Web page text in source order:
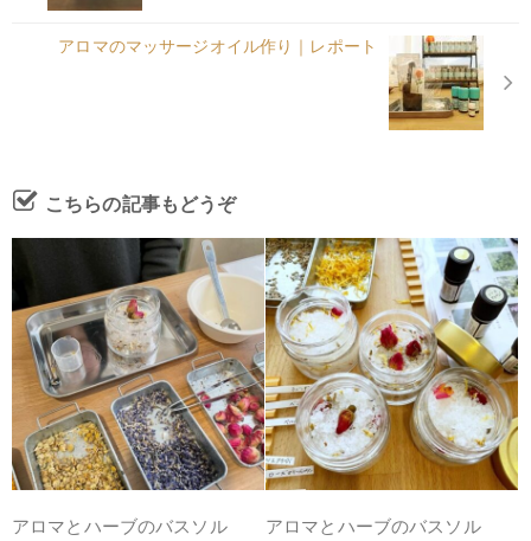
アロマのマッサージオイル作り｜レポート
こちらの記事もどうぞ
アロマとハーブのバスソル
アロマとハーブのバスソル